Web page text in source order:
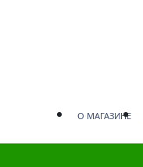
О МАГАЗИНЕ